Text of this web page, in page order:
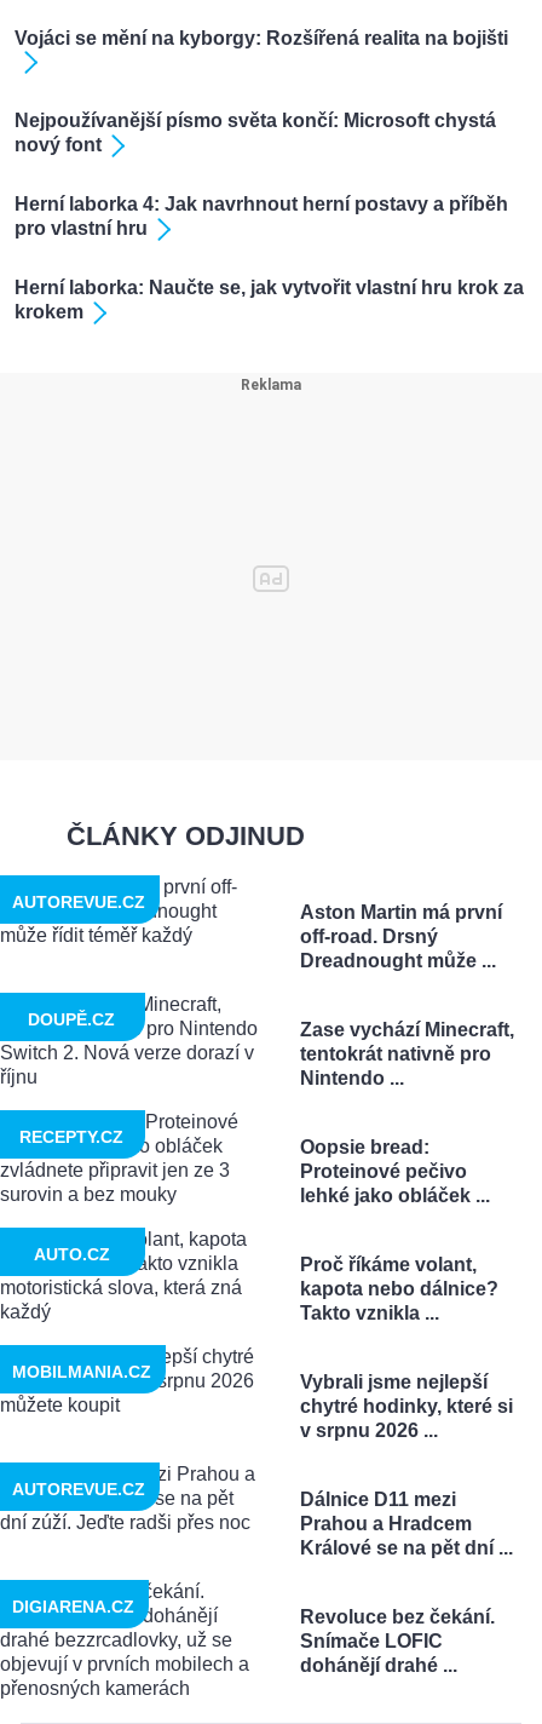
Vojáci se mění na kyborgy: Rozšířená realita na bojišti
Nejpoužívanější písmo světa končí: Microsoft chystá
nový font
Herní laborka 4: Jak navrhnout herní postavy a příběh
pro vlastní hru
Herní laborka: Naučte se, jak vytvořit vlastní hru krok za
krokem
ČLÁNKY ODJINUD
Aston Martin má první
off-road. Drsný
Dreadnought může ...
AUTOREVUE.CZ
Zase vychází Minecraft,
tentokrát nativně pro
Nintendo ...
DOUPĚ.CZ
Oopsie bread:
Proteinové pečivo
lehké jako obláček ...
RECEPTY.CZ
Proč říkáme volant,
kapota nebo dálnice?
Takto vznikla ...
AUTO.CZ
Vybrali jsme nejlepší
chytré hodinky, které si
v srpnu 2026 ...
MOBILMANIA.CZ
Dálnice D11 mezi
Prahou a Hradcem
Králové se na pět dní ...
AUTOREVUE.CZ
Revoluce bez čekání.
Snímače LOFIC
dohánějí drahé ...
DIGIARENA.CZ